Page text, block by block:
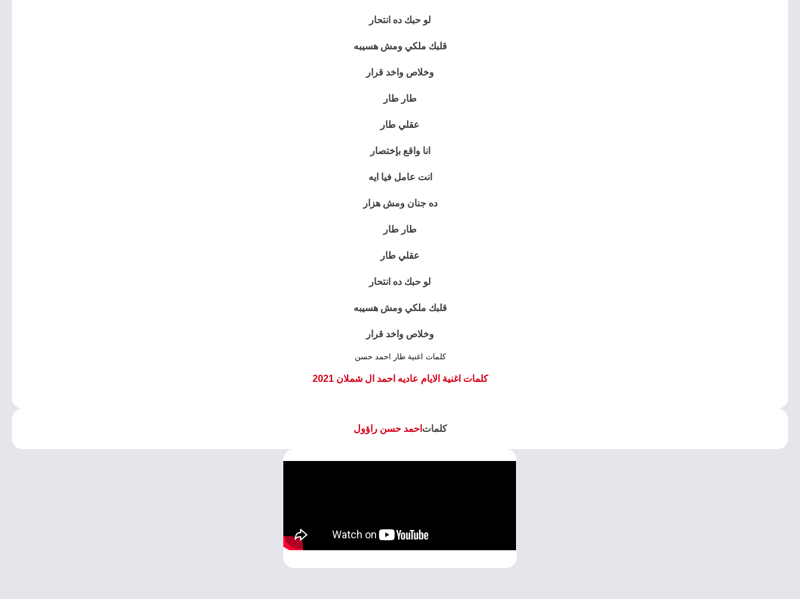
لو حبك ده انتحار
قلبك ملكي ومش هسيبه
وخلاص واخد قرار
طار طار
عقلي طار
انا واقع بإختصار
انت عامل فيا ايه
ده جنان ومش هزار
طار طار
عقلي طار
لو حبك ده انتحار
قلبك ملكي ومش هسيبه
وخلاص واخد قرار
كلمات اغنية طار احمد حسن
كلمات اغنية الايام عاديه احمد ال شملان 2021
كلمات احمد حسن راؤول